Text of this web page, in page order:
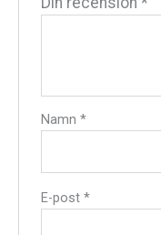
Namn*
E-post*